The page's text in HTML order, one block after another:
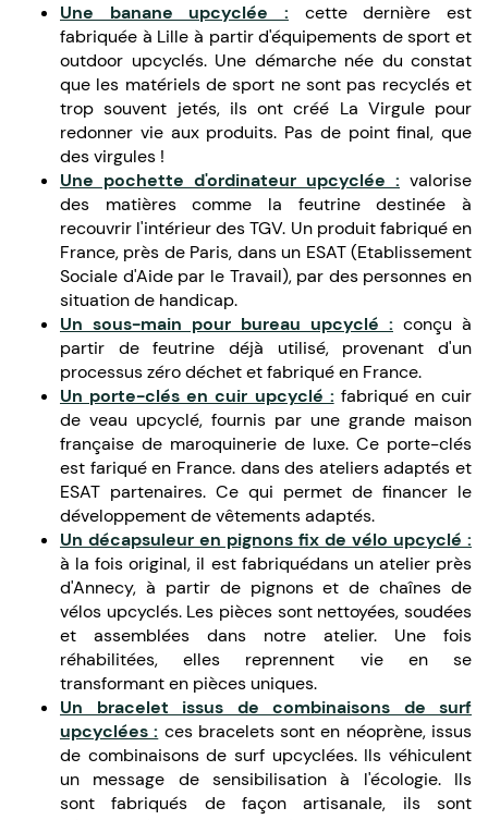
Une banane upcyclée : cette dernière est
fabriquée à Lille à partir d'équipements de sport et
outdoor upcyclés. Une démarche née du constat
que les matériels de sport ne sont pas recyclés et
trop souvent jetés, ils ont créé La Virgule pour
redonner vie aux produits. Pas de point final, que
des virgules !
Une pochette d'ordinateur upcyclée : valorise
des matières comme la feutrine destinée à
recouvrir l'intérieur des TGV. Un produit fabriqué en
France, près de Paris, dans un ESAT (Etablissement
Sociale d'Aide par le Travail), par des personnes en
situation de handicap.
Un sous-main pour bureau upcyclé : conçu à
partir de feutrine déjà utilisé, provenant d'un
processus zéro déchet et fabriqué en France.
Un porte-clés en cuir upcyclé : fabriqué en cuir
de veau upcyclé, fournis par une grande maison
française de maroquinerie de luxe. Ce porte-clés
est fariqué en France. dans des ateliers adaptés et
ESAT partenaires. Ce qui permet de financer le
développement de vêtements adaptés.
Un décapsuleur en pignons fix de vélo upcyclé :
à la fois original, il est fabriquédans un atelier près
d'Annecy, à partir de pignons et de chaînes de
vélos upcyclés. Les pièces sont nettoyées, soudées
et assemblées dans notre atelier. Une fois
réhabilitées, elles reprennent vie en se
transformant en pièces uniques.
Un bracelet issus de combinaisons de surf
upcyclées : ces bracelets sont en néoprène, issus
de combinaisons de surf upcyclées. Ils véhiculent
un message de sensibilisation à l'écologie. Ils
sont fabriqués de façon artisanale, ils sont